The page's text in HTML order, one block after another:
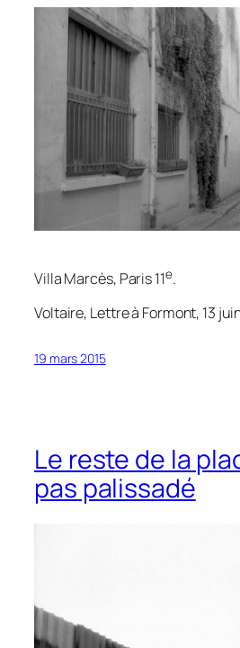
Villa Marcès, Paris 11e.
Voltaire, Lettre à Formont, 13
19 mars 2015
Le reste de la
pas palissadé